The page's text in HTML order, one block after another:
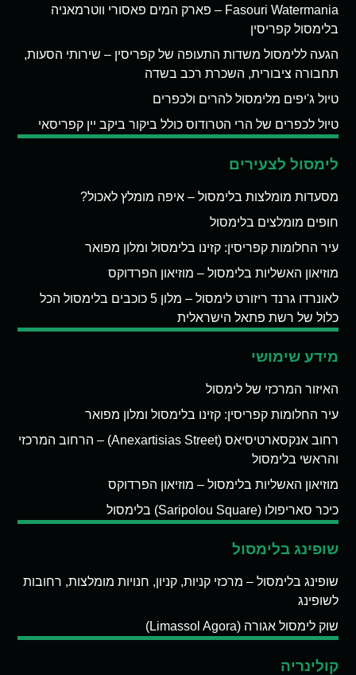
Fasouri Watermania – פארק המים פאסורי ווטרמאניה
בלימסול קפריסין
הגעה ללימסול משדות התעופה של קפריסין – שירותי הסעות,
תחבורה ציבורית, השכרת רכב בשדה
טיול ג'יפים מלימסול להרים ולכפרים
טיול לכפרים של הרי הטרודוס כולל ביקור ביקב יין קפריסאי
לימסול לצעירים
מסעדות מומלצות בלימסול – איפה מומלץ לאכול?
חופים מומלצים בלימסול
עיר החלומות קפריסין: קזינו בלימסול ומלון מפואר
מוזיאון האשליות בלימסול – מוזיאון הפרדוקס
לאונרדו גרנד ריזורט לימסול – מלון 5 כוכבים בלימסול הכל
כלול של רשת פתאל הישראלית
מידע שימושי
האיזור המרכזי של לימסול
עיר החלומות קפריסין: קזינו בלימסול ומלון מפואר
רחוב אנקסארטיסיאס (Anexartisias Street) – הרחוב המרכזי
והראשי בלימסול
מוזיאון האשליות בלימסול – מוזיאון הפרדוקס
כיכר סאריפולו (Saripolou Square) בלימסול
שופינג בלימסול
שופינג בלימסול – מרכזי קניות, קניון, חנויות מומלצות, רחובות
לשופינג
שוק לימסול אגורה (Limassol Agora)
קולינריה